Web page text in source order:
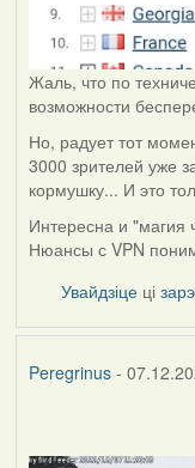
Жаль, что по
возможности
Но, радует тот
3000 зрителей уже
кормушку... И это
Интересна и "магия
Нюансы с VPN
Увайдзіце ці
Peregrinus-